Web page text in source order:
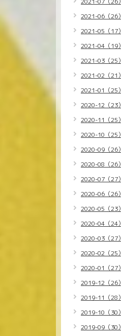
2021-06（26）
2021-05（17）
2021-04（19）
2021-03（25）
2021-02（21）
2021-01（25）
2020-12（23）
2020-11（25）
2020-10（25）
2020-09（26）
2020-08（26）
2020-07（27）
2020-06（26）
2020-05（23）
2020-04（24）
2020-03（27）
2020-02（25）
2020-01（27）
2019-12（26）
2019-11（28）
2019-10（30）
2019-09（30）